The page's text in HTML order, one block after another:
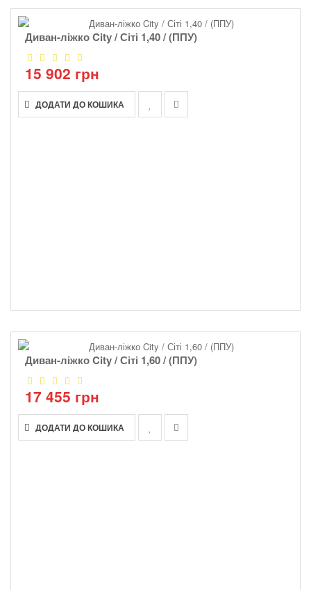
Диван-ліжко City / Сіті 1,40 / (ППУ)
15 902 грн
ДОДАТИ ДО КОШИКА
Диван-ліжко City / Сіті 1,60 / (ППУ)
17 455 грн
ДОДАТИ ДО КОШИКА